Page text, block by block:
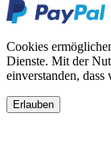
Cookies
Dienste. Mit der
einverstanden,
Erlauben